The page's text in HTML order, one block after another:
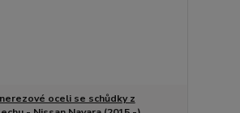
oceli se schůdky z